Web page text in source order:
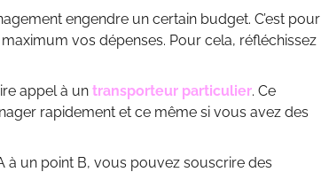
engendre un certain budget. C’est pour
vos dépenses. Pour cela, réfléchissez
appel à un transporteur particulier. Ce
rapidement et ce même si vous avez des
à un point B, vous pouvez souscrire des